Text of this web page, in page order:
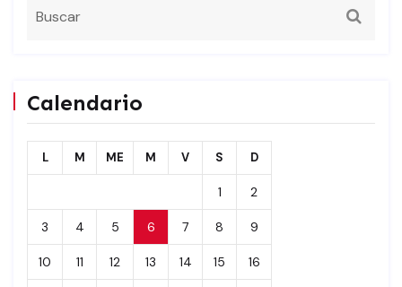
Calendario
L M ME M V S D
1 2
3 4 5 6 7 8 9
10 11 12 13 14 15 16